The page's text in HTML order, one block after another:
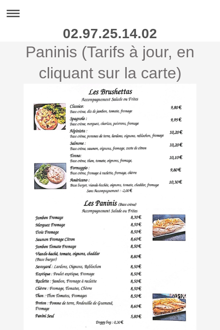
02.97.25.14.02
Paninis (Tarifs à jour, en
cliquant sur la carte)